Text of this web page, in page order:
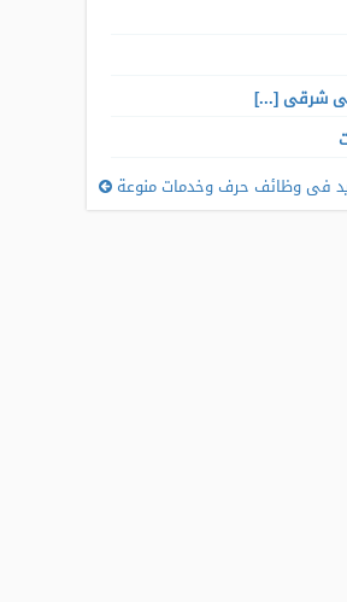
شرقى [...]
فى وظائف حرف وخدمات منوعة